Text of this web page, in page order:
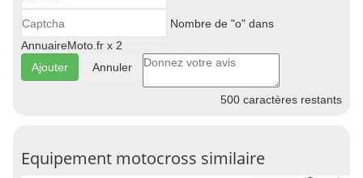
Nombre de "o" dans
AnnuaireMoto.fr x 2
Annuler
500 caractères restants
Equipement motocross similaire